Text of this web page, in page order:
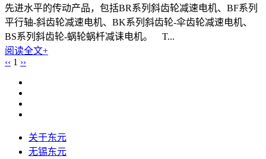
先进水平的传动产品，包括BR系列斜齿轮减速电机、BF系列
平行轴-斜齿轮减速电机、BK系列斜齿轮-伞齿轮减速电机、
BS系列斜齿轮-蜗轮蜗杄减诔电机。 T...
阅读全文+
‹‹ 1 ››
关于东元
无锡东元